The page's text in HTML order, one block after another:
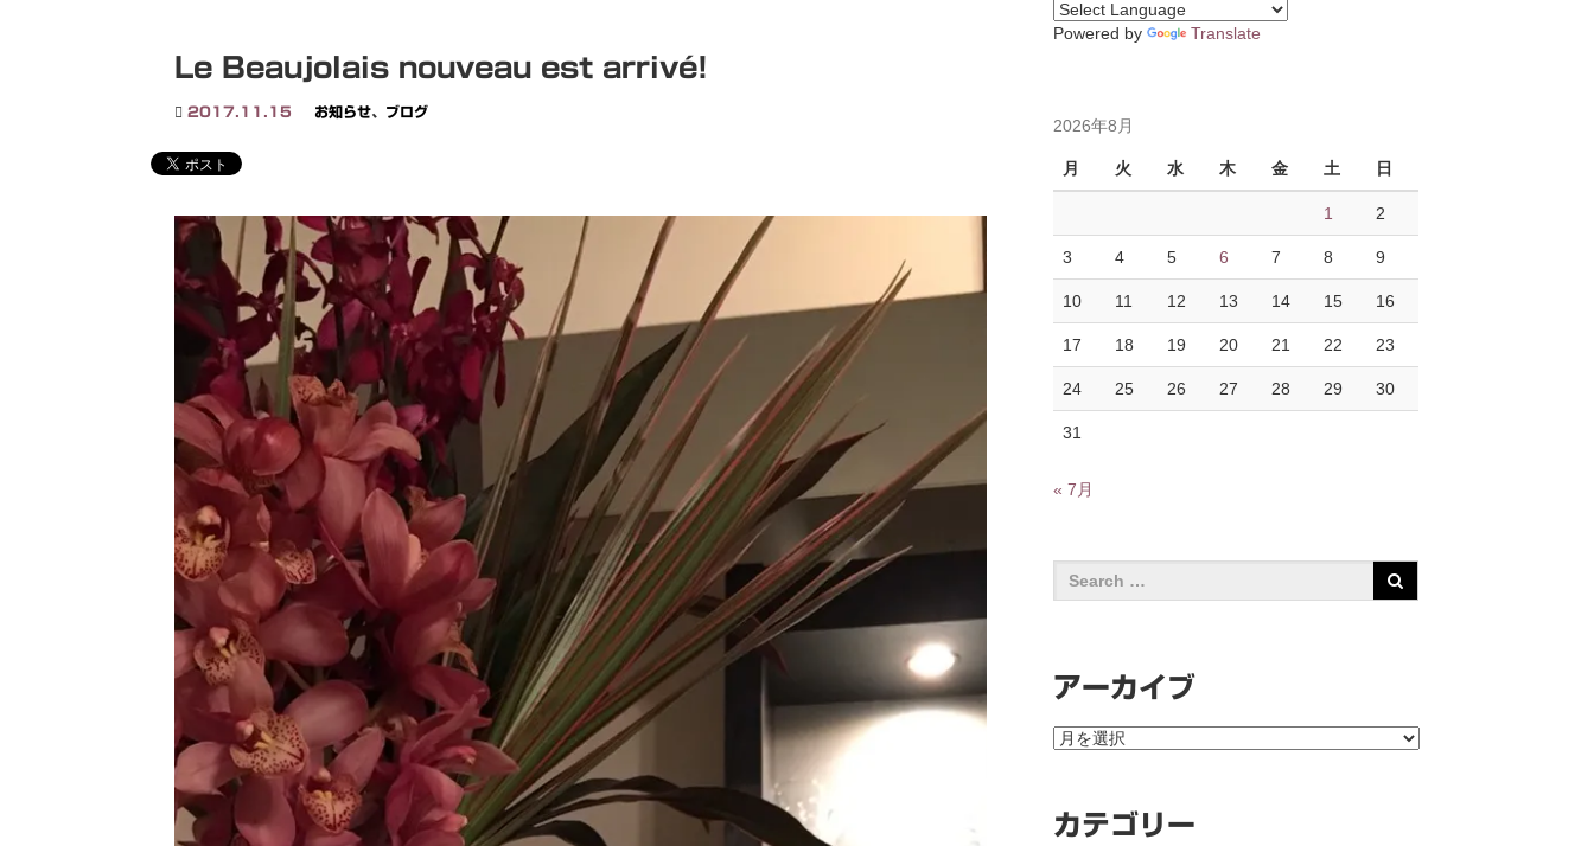
Le Beaujolais nouveau est arrivé!
2017.11.15 お知らせ、 ブログ
Powered by Translate
2026年8月
月 火 水 木 金 土 日
1 2
3 4 5 6 7 8 9
10 11 12 13 14 15 16
17 18 19 20 21 22 23
24 25 26 27 28 29 30
31
« 7月
アーカイブ
ア
イ
ブ
カテゴリー